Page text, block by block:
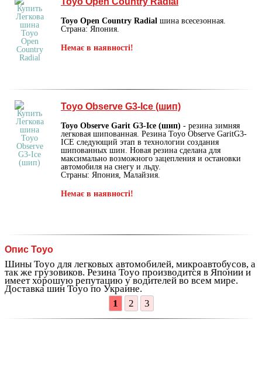
Toyo Open Country Radial шина всесезонная.
Страна: Япония.
Немає в наявності!
Toyo Observe G3-Ice (шип)
Toyo Observe Garit G3-Ice (шип) - резина зимняя
легковая шипованная. Резина Toyo Observe GaritG3-
ICE следующий этап в технологии создания
шипованных шин. Новая резина сделана для
максимально возможного зацепления и остановки
автомобиля на снегу и льду.
Страны: Япония, Малайзия.
Немає в наявності!
Опис Toyo
Шины Toyo для легковых автомобилей, микроавтобусов, а
так же грузовиков. Резина Toyo производится в Японии и
имеет хорошую репутацию у водителей во всем мире.
Доставка шин Toyo по Украине.
1
2 3